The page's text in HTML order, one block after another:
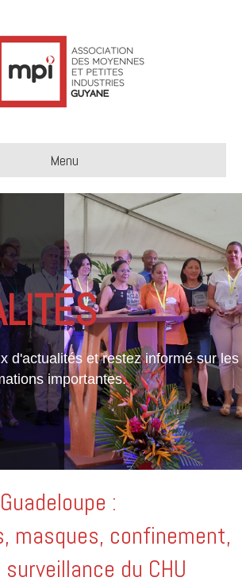
Menu
d'actualités et restez informé sur les
importantes.
:
masques, confinement,
du CHU